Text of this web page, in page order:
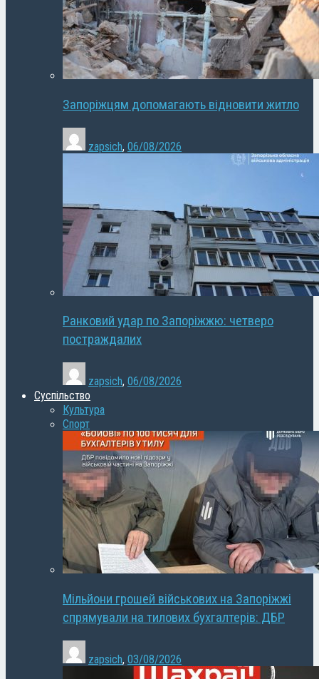
Запоріжцям допомагають відновити житло
zapsich, 06/08/2026
Ранковий удар по Запоріжжю: четверо
постраждалих
zapsich, 06/08/2026
Суспільство
Культура
Спорт
Мільйони грошей військових на Запоріжжі
спрямували на тилових бухгалтерів: ДБР
zapsich, 03/08/2026